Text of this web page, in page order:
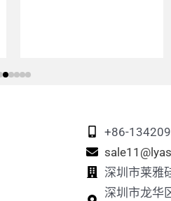
+86-
深圳市莱雅
深圳市龙华